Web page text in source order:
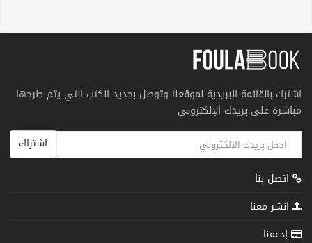
اشترك بالقائمة البريدية لموقعنا وتوصل بجديد الكتب التي يتم طرحها
مباشرة على بريدك الإلكتروني
اشتراك
اتصل بنا
انشر معنا
إدعمنا